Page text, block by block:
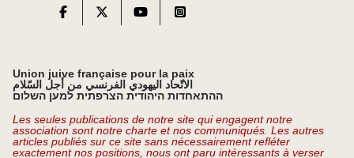
Union juive française pour la paix
الاتّحاد اليهودي الفرنسي من أجل السّلام
ההתאחדות היהודית הצרפתית למען השלום
Les seules publications de notre site qui engagent notre
association sont notre charte et nos communiqués. Les autres
articles publiés sur ce site sans nécessairement refléter
exactement nos positions, nous ont paru intéressants à verser